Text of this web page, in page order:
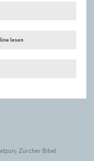
lesen
Zürcher Bibel